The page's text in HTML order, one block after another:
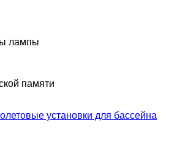
лампы
памяти
установки для бассейна